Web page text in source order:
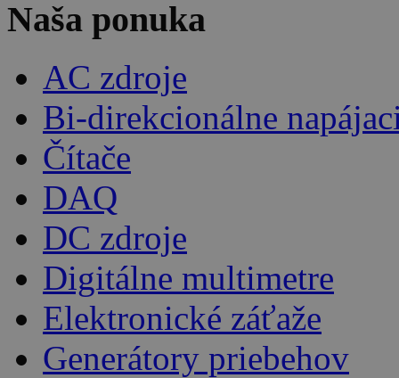
Naša ponuka
AC zdroje
Bi-direkcionálne
Čítače
DAQ
DC zdroje
Digitálne multimetre
Elektronické záťaže
Generátory priebehov